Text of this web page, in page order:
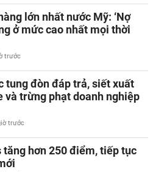
lớn nhất nước Mỹ: ‘Nợ
ở mức cao nhất mọi thời
trước
tung đòn đáp trả, siết xuất
và trừng phạt doanh nghiệp
trước
tăng hơn 250 điểm, tiếp tục